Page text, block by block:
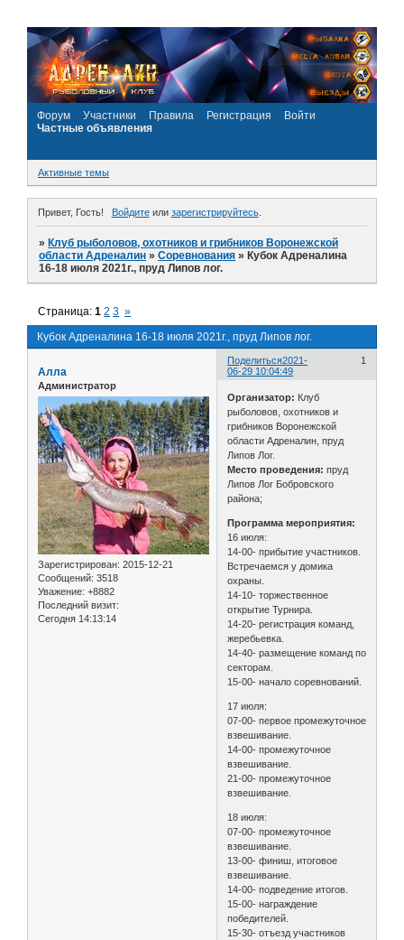
Форум Участники Правила Регистрация
Войти
Частные объявления
Активные темы
Привет, Гость! Войдитеили зарегистрируйтесь.
»Клуб рыболовов, охотников и грибников Воронежской
области Адреналин »Соревнования »Кубок Адреналина
16-18 июля 2021г., пруд Липов лог.
Кубок Адреналина 16-18 июля 2021г., пруд Липов лог.
Страница:1 2 3 »
Поделиться 1
2021-
06-29 10:04:49
Алла
Администратор
Зарегистрирован: 2015-12-21
Сообщений: 3518
Уважение: +8882
Последний визит:
Сегодня 14:13:14
Организатор: Клуб
рыболовов, охотников и
грибников Воронежской
области Адреналин, пруд
Липов Лог.
Место проведения: пруд
Липов Лог Бобровского
района;
Программа мероприятия:
16 июля:
14-00- прибытие участников.
Встречаемся у домика
охраны.
14-10- торжественное
открытие Турнира.
14-20- регистрация команд,
жеребьевка.
14-40- размещение команд по
секторам.
15-00- начало соревнований.
17 июля:
07-00- первое промежуточное
взвешивание.
14-00- промежуточное
взвешивание.
21-00- промежуточное
взвешивание.
18 июля:
07-00- промежуточное
взвешивание.
13-00- финиш, итоговое
взвешивание.
14-00- подведение итогов.
15-00- награждение
победителей.
15-30- отъезд участников